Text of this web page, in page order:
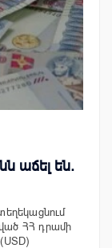
աճել են.
ՀՀ դրամի